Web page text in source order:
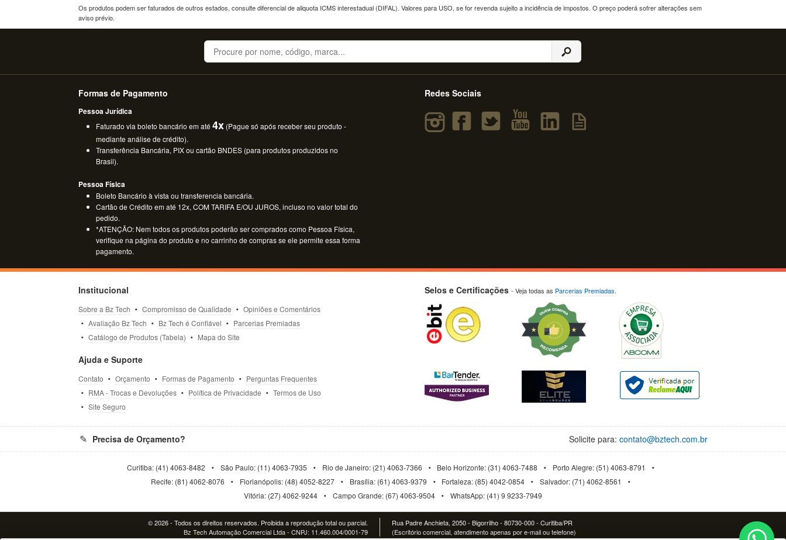
Os produtos podem ser faturados de outros estados, consulte diferencial de aliquota ICMS interestadual (DIFAL). Valores para USO, se for revenda sujeito a incidência de impostos. O preço poderá sofrer alterações sem
aviso prévio.
Buscar
Formas de Pagamento
Pessoa Jurídica
Faturado via boleto bancário em até4x (Pague só após receber seu produto -
mediante análise de crédito).
Transferência Bancária, PIX ou cartão BNDES (para produtos produzidos no
Brasil).
Pessoa Física
Boleto Bancário à vista ou transferencia bancária.
Cartão de Crédito em até 12x, COM TARIFA E/OU JUROS, incluso no valor total do
pedido.
*ATENÇÃO: Nem todos os produtos poderão ser comprados como Pessoa Física,
verifique na página do produto e no carrinho de compras se ele permite essa forma
pagamento.
Redes Sociais
Institucional
Sobre a Bz Tech Compromisso de Qualidade
Opiniões e Comentários
Avaliação Bz Tech
Bz Tech é Confiável
Parcerias Premiadas
Catálogo de Produtos (Tabela)
Mapa do Site
Ajuda e Suporte
Contato Orçamento Formas de Pagamento
Perguntas Frequentes
RMA - Trocas e Devoluções
Política de Privacidade
Termos de Uso
Site Seguro
Selos e Certificações - Veja todas as Parcerias Premiadas.
Precisa de Orçamento? Solicite para: contato@bztech.com.br
Curitiba: (41) 4063-8482 São Paulo: (11) 4063-7935 Rio de Janeiro: (21) 4063-7366 Belo Horizonte: (31) 4063-7488
Porto Alegre: (51) 4063-8791
Recife: (81) 4062-8076
Florianópolis: (48) 4052-8227 Brasília: (61) 4063-9379 Fortaleza: (85) 4042-0854
Salvador: (71) 4062-8561
Vitória: (27) 4062-9244
Campo Grande: (67) 4063-9504 WhatsApp: (41) 9 9233-7949
© 2026 - Todos os direitos reservados. Proibida a reprodução total ou parcial.
Bz Tech Automação Comercial Ltda - CNPJ: 11.460.004/0001-79
Rua Padre Anchieta, 2050 - Bigorrilho - 80730-000 - Curitiba/PR
(Escritório comercial, atendimento apenas por e-mail ou telefone)